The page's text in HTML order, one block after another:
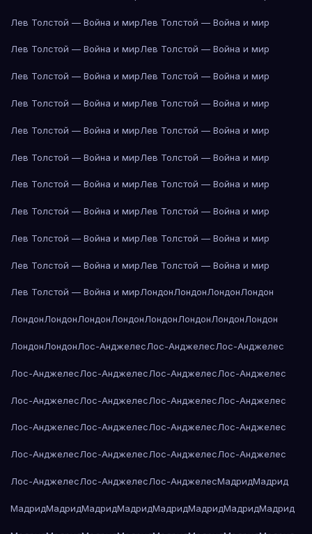
Лев Толстой — Война и мирЛев Толстой — Война и мир
Лев Толстой — Война и мирЛев Толстой — Война и мир
Лев Толстой — Война и мирЛев Толстой — Война и мир
Лев Толстой — Война и мирЛев Толстой — Война и мир
Лев Толстой — Война и мирЛев Толстой — Война и мир
Лев Толстой — Война и мирЛев Толстой — Война и мир
Лев Толстой — Война и мирЛев Толстой — Война и мир
Лев Толстой — Война и мирЛев Толстой — Война и мир
Лев Толстой — Война и мирЛев Толстой — Война и мир
Лев Толстой — Война и мирЛев Толстой — Война и мир
Лев Толстой — Война и мирЛондонЛондонЛондонЛондон
ЛондонЛондонЛондонЛондонЛондонЛондонЛондонЛондон
ЛондонЛондонЛос-АнджелесЛос-АнджелесЛос-Анджелес
Лос-АнджелесЛос-АнджелесЛос-АнджелесЛос-Анджелес
Лос-АнджелесЛос-АнджелесЛос-АнджелесЛос-Анджелес
Лос-АнджелесЛос-АнджелесЛос-АнджелесЛос-Анджелес
Лос-АнджелесЛос-АнджелесЛос-АнджелесЛос-Анджелес
Лос-АнджелесЛос-АнджелесЛос-АнджелесМадридМадрид
МадридМадридМадридМадридМадридМадридМадридМадрид